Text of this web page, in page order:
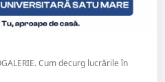
Cum decurg lucrările în